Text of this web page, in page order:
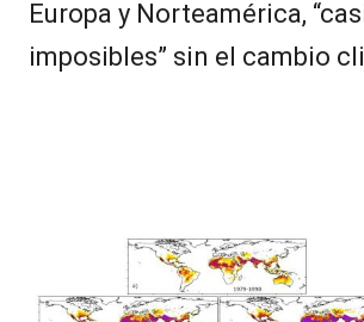
Europa y Norteamérica,
imposibles” sin el cambio